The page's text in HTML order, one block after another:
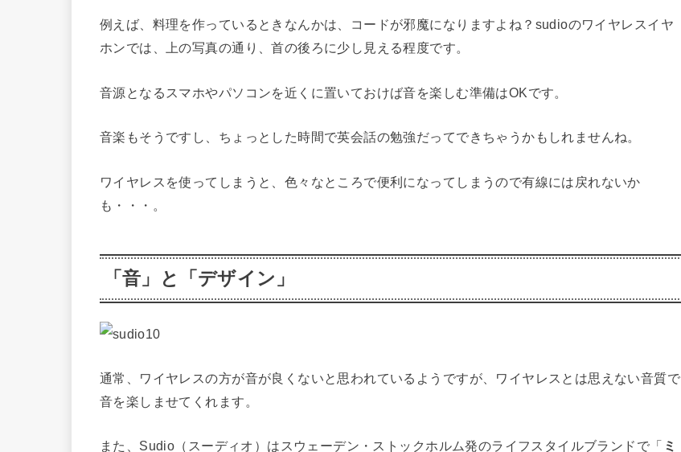
例えば、料理を作っているときなんかは、コードが邪魔になりますよね？sudioのワイヤレスイヤ
ホンでは、上の写真の通り、首の後ろに少し見える程度です。
音源となるスマホやパソコンを近くに置いておけば音を楽しむ準備はOKです。
音楽もそうですし、ちょっとした時間で英会話の勉強だってできちゃうかもしれませんね。
ワイヤレスを使ってしまうと、色々なところで便利になってしまうので有線には戻れないか
も・・・。
「音」と「デザイン」
通常、ワイヤレスの方が音が良くないと思われているようですが、ワイヤレスとは思えない音質で
音を楽しませてくれます。
また、Sudio（スーディオ）はスウェーデン・ストックホルム発のライフスタイルブランドで「 ミ